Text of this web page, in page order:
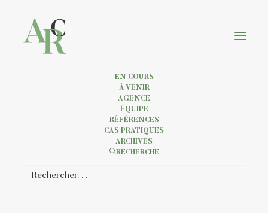
EN COURS
À VENIR
AGENCE
ÉQUIPE
RÉFÉRENCES
CAS PRATIQUES
ARCHIVES
RECHERCHE